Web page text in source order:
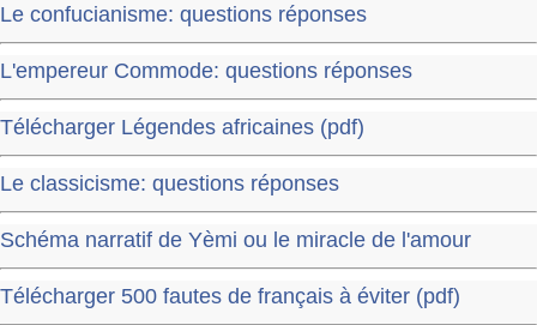
Le confucianisme: questions réponses
L'empereur Commode: questions réponses
Télécharger Légendes africaines (pdf)
Le classicisme: questions réponses
Schéma narratif de Yèmi ou le miracle de l'amour
Télécharger 500 fautes de français à éviter (pdf)